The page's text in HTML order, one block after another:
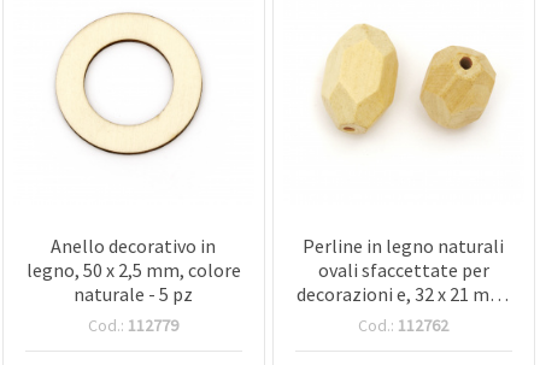
Anello decorativo in
legno, 50 x 2,5 mm, colore
naturale - 5 pz
Cod.: 112779
Perline in legno naturali
ovali sfaccettate per
decorazioni e, 32 x 21 mm,
foro 3 mm, colore legno -
Cod.: 112762